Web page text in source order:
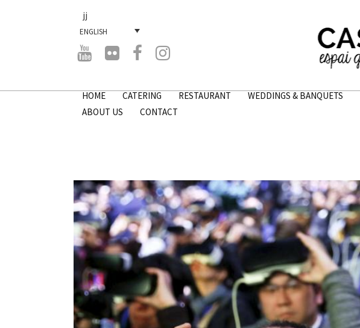
jj
ENGLISH
HOME CATERING RESTAURANT WEDDINGS & BANQUETS
ABOUT US
CONTACT